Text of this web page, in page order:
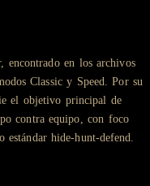
encontrado en los archivos
Classic y Speed. Por su
el objetivo principal de
contra equipo, con foco
hide-hunt-defend.